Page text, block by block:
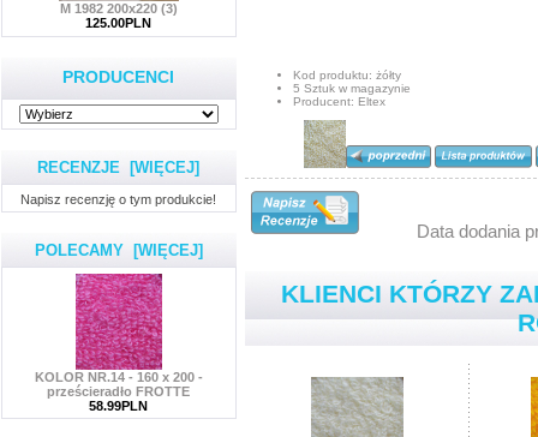
M 1982 200x220 (3)
125.00PLN
PRODUCENCI
RECENZJE [WIĘCEJ]
Napisz recenzję o tym produkcie!
POLECAMY [WIĘCEJ]
KOLOR NR.14 - 160 x 200 -
prześcieradło FROTTE
58.99PLN
Kod produktu: żółty
5 Sztuk w magazynie
Producent: Eltex
Data dodania
KLIENCI KTÓRZY